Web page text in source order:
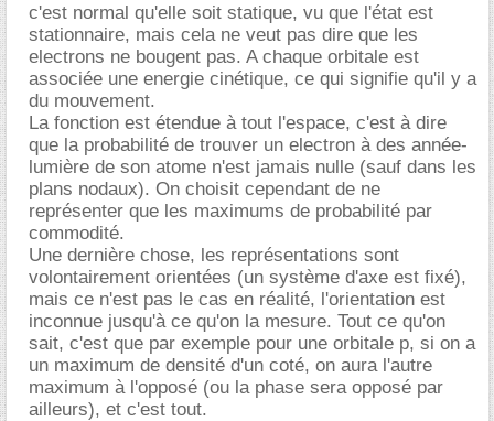
c'est normal qu'elle soit statique, vu que l'état est
stationnaire, mais cela ne veut pas dire que les
electrons ne bougent pas. A chaque orbitale est
associée une energie cinétique, ce qui signifie qu'il y a
du mouvement.
La fonction est étendue à tout l'espace, c'est à dire
que la probabilité de trouver un electron à des année-
lumière de son atome n'est jamais nulle (sauf dans les
plans nodaux). On choisit cependant de ne
représenter que les maximums de probabilité par
commodité.
Une dernière chose, les représentations sont
volontairement orientées (un système d'axe est fixé),
mais ce n'est pas le cas en réalité, l'orientation est
inconnue jusqu'à ce qu'on la mesure. Tout ce qu'on
sait, c'est que par exemple pour une orbitale p, si on a
un maximum de densité d'un coté, on aura l'autre
maximum à l'opposé (ou la phase sera opposé par
ailleurs), et c'est tout.